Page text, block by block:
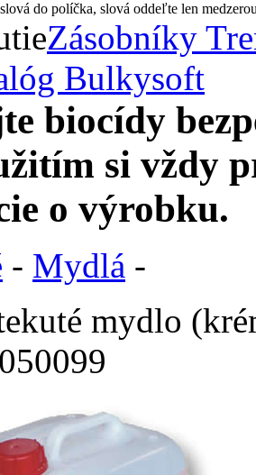
do políčka, slová oddeľte len
Zásobníky
Bulkysoft
biocídy
si vždy
o výrobku.
- Mydlá -
mydlo